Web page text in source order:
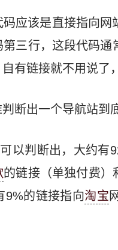
应该是直接指向
三行，这段代码通
有链接就不用说了
断出一个导航站到
以判断出，大约
的链接（单独付费）
9%的链接指向淘宝